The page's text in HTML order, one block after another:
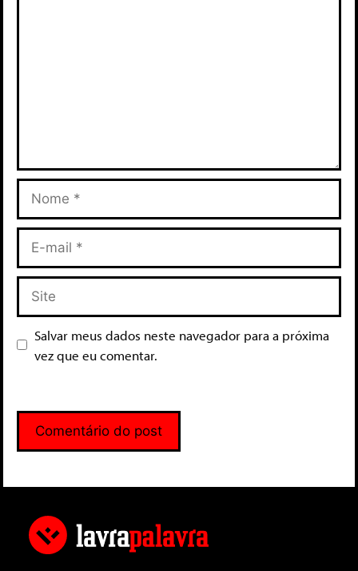
Salvar meus dados neste navegador para a próxima
vez que eu comentar.